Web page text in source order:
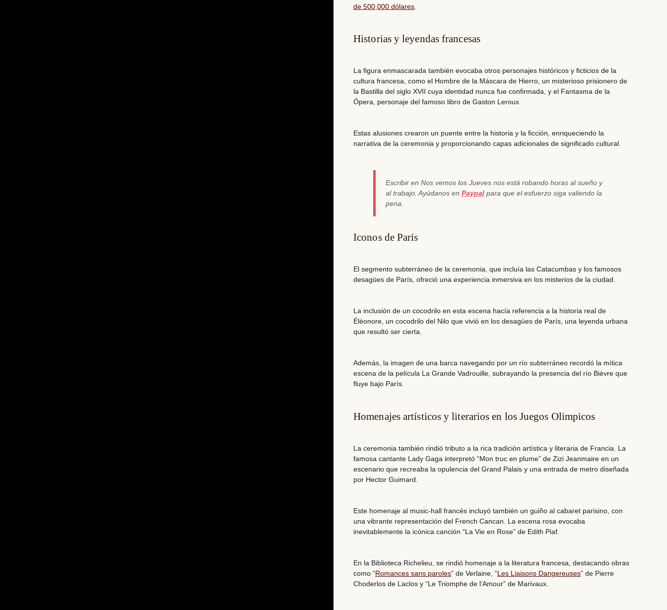
de 500,000 dólares
Historias y leyendas francesas
La figura enmascarada también evocaba otros personajes históricos y ficticios de la
cultura francesa, como el Hombre de la Máscara de Hierro, un misterioso prisionero de
la Bastilla del siglo XVII cuya identidad nunca fue confirmada, y el Fantasma de la
Ópera, personaje del famoso libro de Gaston Leroux.
Estas alusiones crearon un puente entre la historia y la ficción, enriqueciendo la
narrativa de la ceremonia y proporcionando capas adicionales de significado cultural.
Escribir en Nos vemos los Jueves nos está robando horas al sueño y
al trabajo. Ayúdanos en Paypal para que el esfuerzo siga valiendo la
pena.
Iconos de París
El segmento subterráneo de la ceremonia, que incluía las Catacumbas y los famosos
desagües de París, ofreció una experiencia inmersiva en los misterios de la ciudad.
La inclusión de un cocodrilo en esta escena hacía referencia a la historia real de
Éléonore, un cocodrilo del Nilo que vivió en los desagües de París, una leyenda urbana
que resultó ser cierta.
Además, la imagen de una barca navegando por un río subterráneo recordó la mítica
escena de la película La Grande Vadrouille, subrayando la presencia del río Bièvre que
fluye bajo París.
Homenajes artísticos y literarios en los Juegos Olimpicos
La ceremonia también rindió tributo a la rica tradición artística y literaria de Francia. La
famosa cantante
Lady Gaga interpretó “Mon truc en plume” de Zizi Jeanmaire en un
escenario que recreaba la opulencia del Grand Palais y una entrada de metro diseñada
por Hector Guimard.
Este homenaje al music-hall francés incluyó también un guiño al cabaret parisino, con
una vibrante representación del French Cancan. La escena rosa evocaba
inevitablemente la icónica canción “La Vie en Rose” de Edith Piaf.
En la Biblioteca Richelieu, se rindió homenaje a la literatura francesa, destacando obras
como “Romances sans paroles” de Verlaine, “Les Liaisons Dangereuses” de Pierre
Choderlos de Laclos y “Le Triomphe de l’Amour” de Marivaux.